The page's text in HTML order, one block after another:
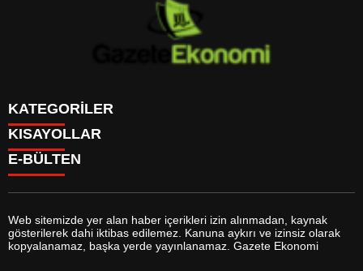
KATEGORİLER
GÜNDEM
DÜNYA
SİYASET
MAGAZİN
SAĞLIK
EĞİTİM
YAŞAM
KISAYOLLAR
BURÇLAR
FİKSTÜR
FİRMA EKLE
FİRMA REHBERİ
E-BÜLTEN
gazeteekonomi.com e-bültenine abone olarak, tarafınıza haber,
Web sitemizde yer alan haber içerikleri izin alınmadan, kaynak
gösterilerek dahi iktibas edilemez. Kanuna aykırı ve izinsiz olarak
kopyalanamaz, başka yerde yayınlanamaz. Gazete Ekonomi